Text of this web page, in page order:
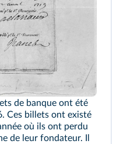
de banque ont été
Ces billets ont existé
où ils ont perdu
de leur fondateur. Il